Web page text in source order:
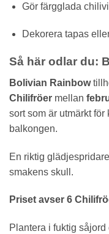
Gör färgglada
Dekorera tapas
Så här odlar du:
Bolivian Rainbow
Chilifröer mellan
sort som är utmärkt
balkongen.
En riktig
smakens skull.
Priset avser 6
Plantera i fuktig